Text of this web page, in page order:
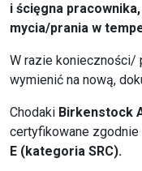
i ścięgna pracownika,
mycia/prania w
W razie konieczności/
wymienić na nową,
Chodaki Birkenstock
certyfikowane zgodnie
E (kategoria SRC).